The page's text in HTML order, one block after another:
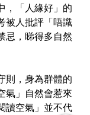
，「人緣好」的
被人批評「唔識
忌，睇得多自然
則，身為群體的
氣」自然會惹來
讀空氣」並不代